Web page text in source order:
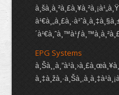
EPG Systems